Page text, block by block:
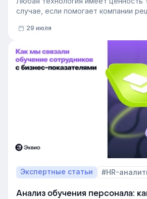
случае, если помогает компании
Сегодня бизнес интересует уже
инструментов, а их результат:
обучение оказывает на компанию и
эффект измерить. Такой взгляд
развитию сотрудников, требования к
также на критерии выбора LMS.
В этой статье разбираем, почему
как эти изменения повлияют на
обучение в ближайшие годы.
на основе интервью
Эквио Леонида Бутакова для
29 июля
Экспертные статьи #HR-
Анализ обучения персонала: